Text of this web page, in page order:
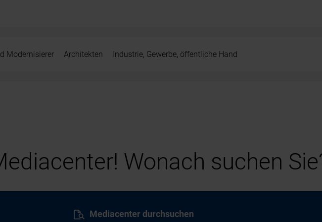
Modernisierer Architekten Industrie, Gewerbe, öffentliche Hand
Wonach suchen
Mediacenter durchsuchen